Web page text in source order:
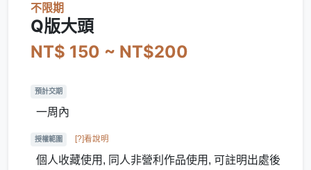
不限期
Q版大頭
NT$ 150 ~ NT$200
預計交期
一周內
授權範圍 [?]看說明
個人收藏使用, 同人非營利作品使用, 可註明出處後